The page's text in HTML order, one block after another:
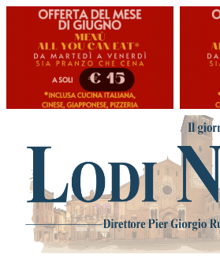
HOME
CRONACA
POLITICA
LA FOTO
METEO